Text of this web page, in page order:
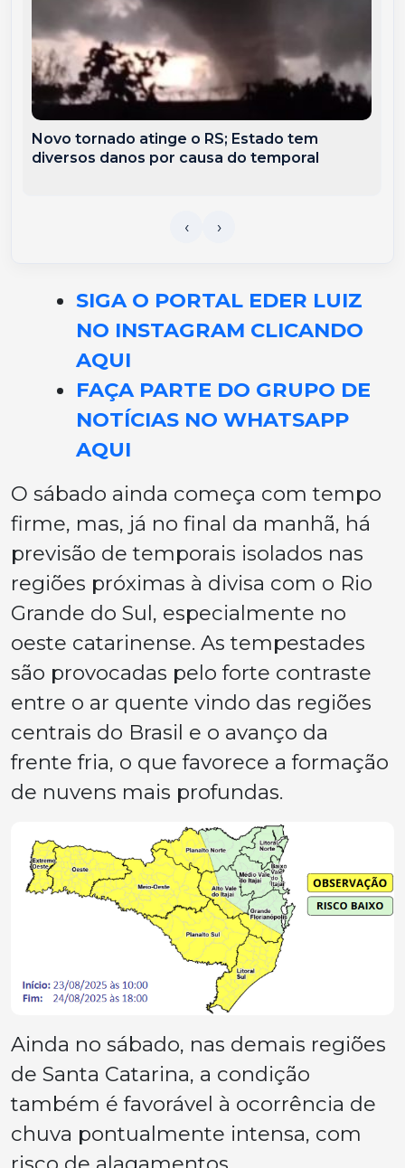
Novo tornado atinge o RS; Estado tem
diversos danos por causa do temporal
SIGA O PORTAL EDER LUIZ
NO INSTAGRAM CLICANDO
AQUI
FAÇA PARTE DO GRUPO DE
NOTÍCIAS NO WHATSAPP
AQUI
O sábado ainda começa com tempo
firme, mas, já no final da manhã, há
previsão de temporais isolados nas
regiões próximas à divisa com o Rio
Grande do Sul, especialmente no
oeste catarinense. As tempestades
são provocadas pelo forte contraste
entre o ar quente vindo das regiões
centrais do Brasil e o avanço da
frente fria, o que favorece a formação
de nuvens mais profundas.
Ainda no sábado, nas demais regiões
de Santa Catarina, a condição
também é favorável à ocorrência de
chuva pontualmente intensa, com